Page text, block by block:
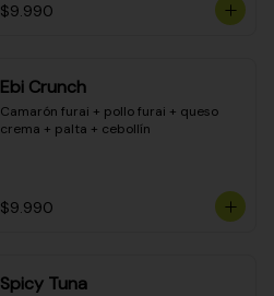
$9.990
Ebi Crunch
Camarón furai + pollo furai + queso
crema + palta + cebollín
$9.990
Spicy Tuna